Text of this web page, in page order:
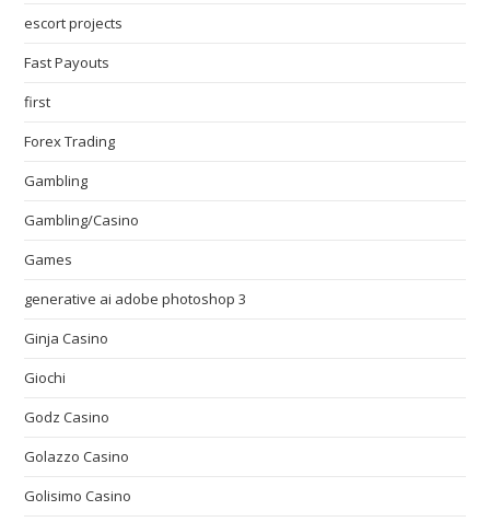
escort projects
Fast Payouts
first
Forex Trading
Gambling
Gambling/Casino
Games
generative ai adobe photoshop 3
Ginja Casino
Giochi
Godz Casino
Golazzo Casino
Golisimo Casino